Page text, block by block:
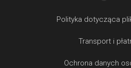
Polityka dotycząca
Transport i
Ochrona danych